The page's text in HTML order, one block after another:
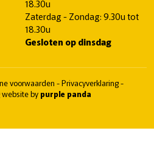
18.30u
Zaterdag - Zondag: 9.30u tot
18.30u
Gesloten op dinsdag
voorwaarden -Privacyverklaring-
website by purple panda